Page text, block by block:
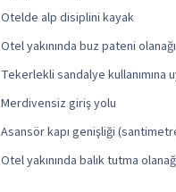
Otelde alp disiplini kayak
Otel yakınında buz pateni olanağı
Tekerlekli sandalye kullanımına
Merdivensiz giriş yolu
Asansör kapı genişliği
Otel yakınında balık tutma